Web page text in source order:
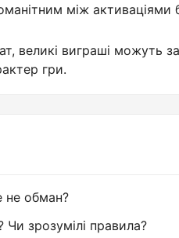
між активаціями
великі виграші можуть
гри.
не обман?
Чи зрозумілі правила?